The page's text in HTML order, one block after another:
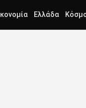
Ελλάδα